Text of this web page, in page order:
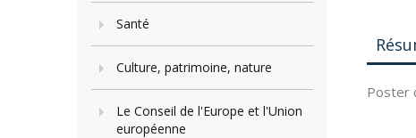
Santé
Culture, patrimoine, nature
Le Conseil de l'Europe et l'Union
européenne
Poster